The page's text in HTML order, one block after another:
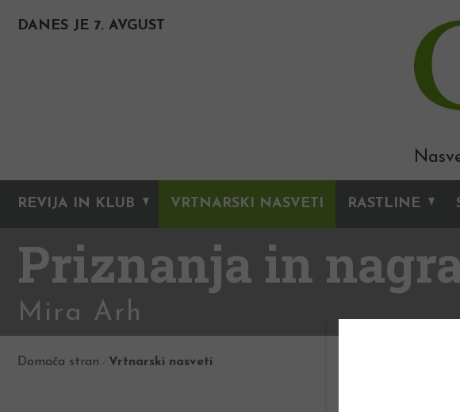
DANES JE 7. AVGUST
REVIJA IN KLUB VRTNARSKI NASVETI RASTLINE
Priznanja in
Mira Arh
Domača stran Vrtnarski nasveti